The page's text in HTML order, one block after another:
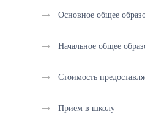
Основное общее
Начальное общее
Стоимость
Прием в школу